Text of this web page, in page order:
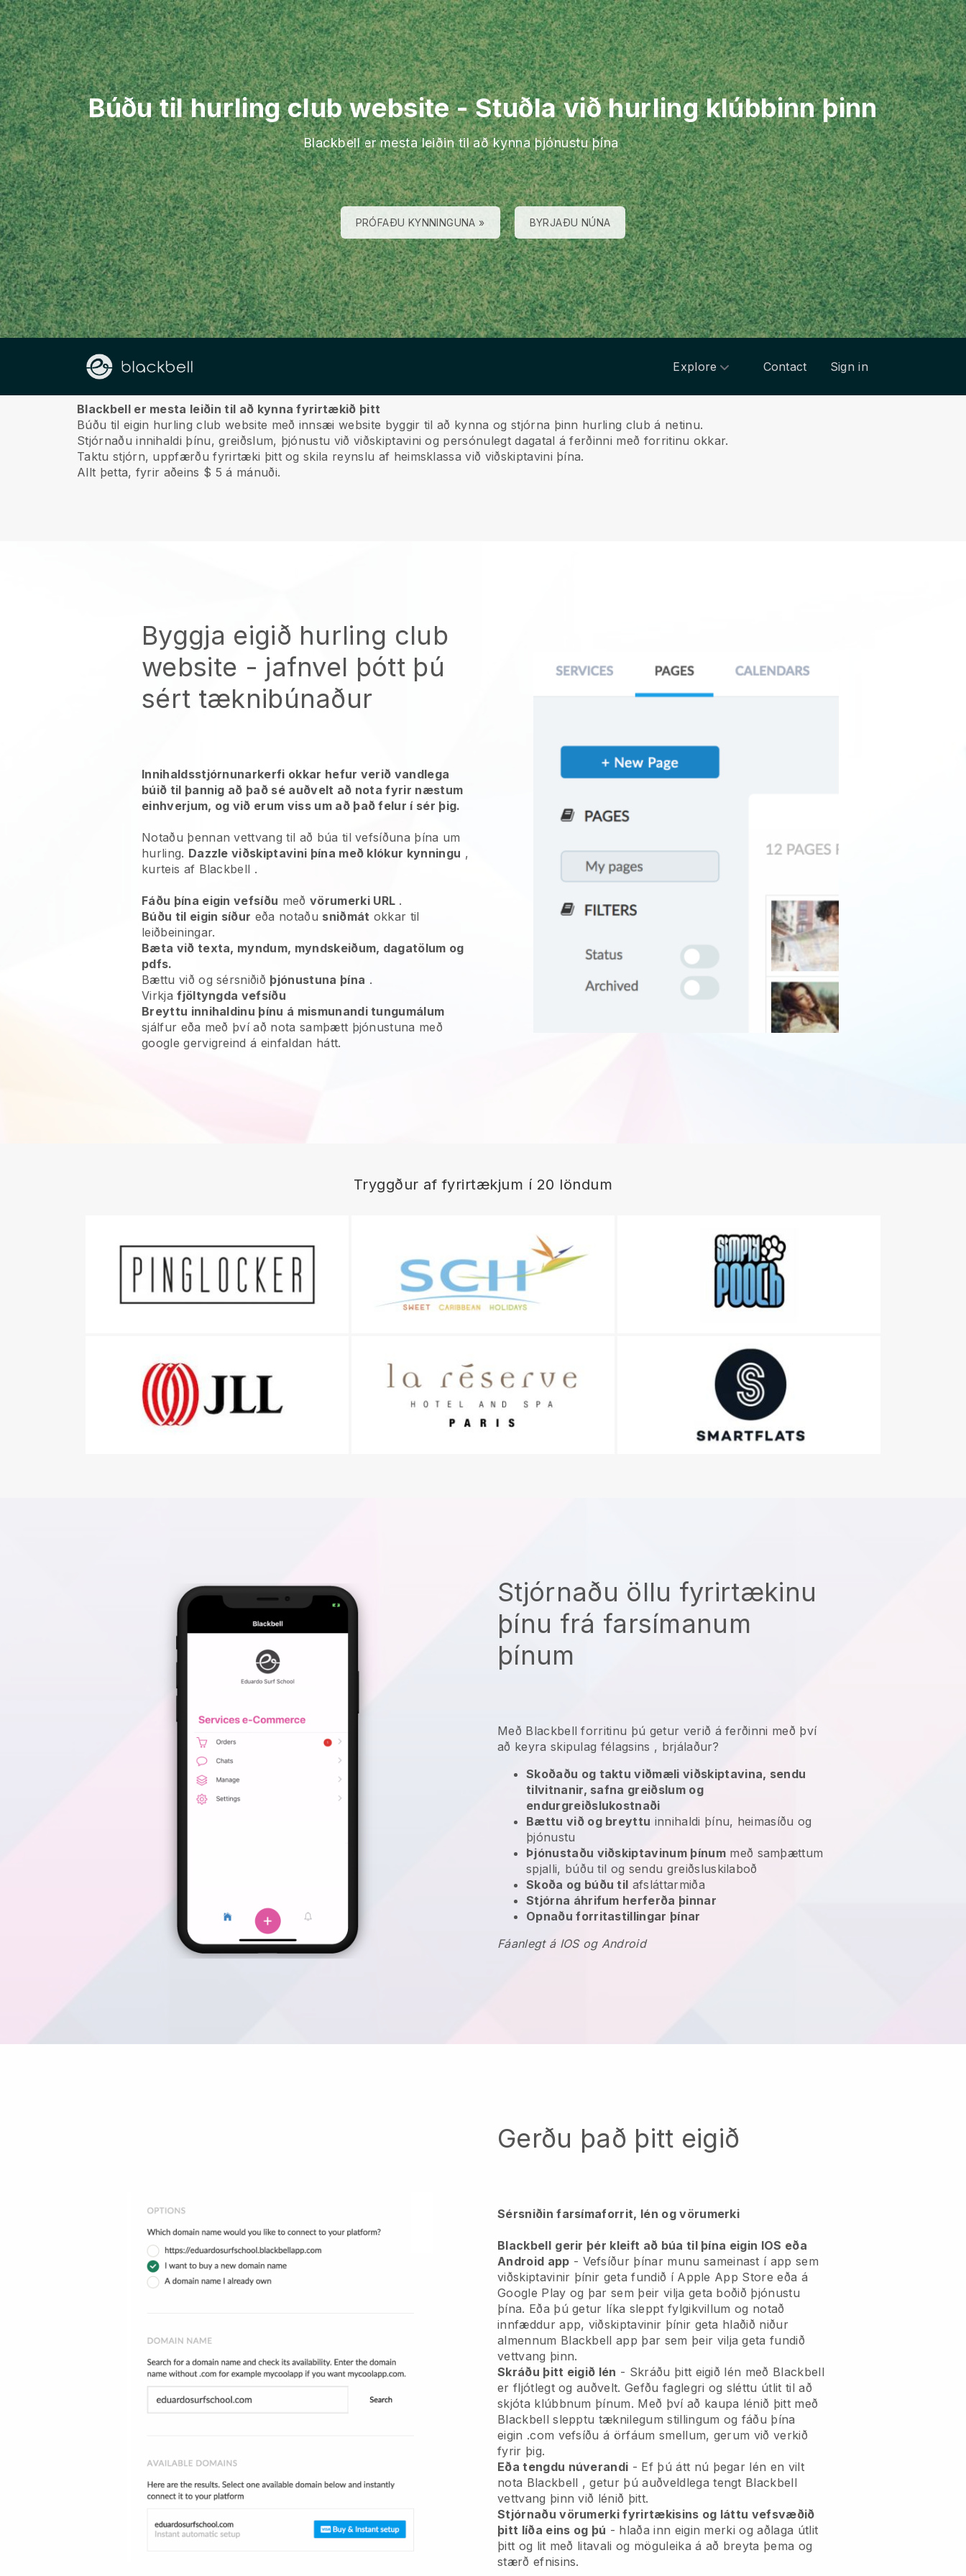
Búðu til hurling club website-Stuðla við hurling klúbbinn þinn
Blackbell er mesta leiðin til að kynna þjónustu þína
PRÓFAÐU KYNNINGUNA » BYRJAÐU NÚNA
Explore Contact Sign in
Um okkur
Blackbell er mesta leiðin til að kynna fyrirtækið þitt
Búðu til eigin hurling club website með innsæi website byggir til að kynna og stjórna þinn hurling club á netinu.
Stjórnaðu innihaldi þínu, greiðslum, þjónustu við viðskiptavini og persónulegt dagatal á ferðinni með forritinu okkar.
Taktu stjórn, uppfærðu fyrirtæki þitt og skila reynslu af heimsklassa við viðskiptavini þína.
Allt þetta, fyrir aðeins $ 5 á mánuði.
Byggja eigið hurling club
website - jafnvel þótt þú
sért tæknibúnaður
Innihaldsstjórnunarkerfi okkar hefur verið vandlega
búið til þannig að það sé auðvelt að nota fyrir næstum
einhverjum, og við erum viss um að það felur í sér þig.
Notaðu þennan vettvang til að búa til vefsíðuna þína um
hurling. Dazzle viðskiptavini þína með klókur kynningu ,
kurteis af Blackbell .
Fáðu þína eigin vefsíðu með vörumerki URL .
Búðu til eigin síður eða notaðu sniðmát okkar til
leiðbeiningar.
Bæta við texta, myndum, myndskeiðum, dagatölum og
pdfs.
Bættu við og sérsniðið þjónustuna þína .
Virkjafjöltyngda vefsíðu
Breyttu innihaldinu þínu á mismunandi tungumálum
sjálfur eða með því að nota samþætt þjónustuna með
google gervigreind á einfaldan hátt.
Tryggður af fyrirtækjum í 20 löndum
Stjórnaðu öllu fyrirtækinu
þínu frá farsímanum
þínum
Með Blackbell forritinu þú getur verið á ferðinni með því
að keyra skipulag félagsins , brjálaður?
Skoðaðu og taktu viðmæli viðskiptavina, sendu
tilvitnanir, safna greiðslum og
endurgreiðslukostnaði
Bættu við og breyttu innihaldi þínu, heimasíðu og
þjónustu
Þjónustaðu viðskiptavinum þínummeð samþættum
spjalli, búðu til og sendu greiðsluskilaboð
Skoða og búðu til afsláttarmiða
Stjórna áhrifum herferða þinnar
Opnaðu forritastillingar þínar
Fáanlegt á IOS og Android
Gerðu það þitt eigið
Sérsniðin farsímaforrit, lén og vörumerki
Blackbell gerir þér kleift að búa til þína eigin IOS eða
Android app - Vefsíður þínar munu sameinast í app sem
viðskiptavinir þínir geta fundið í Apple App Store eða á
Google Play og þar sem þeir vilja geta boðið þjónustu
þína. Eða þú getur líka sleppt fylgikvillum og notað
innfæddur app, viðskiptavinir þínir geta hlaðið niður
almennum Blackbell app þar sem þeir vilja geta fundið
vettvang þinn.
Skráðu þitt eigið lén - Skráðu þitt eigið lén með Blackbell
er fljótlegt og auðvelt.Gefðu faglegri og sléttu útlit til að
skjóta klúbbnum þínum. Með því að kaupa lénið þitt með
Blackbell slepptu tæknilegum stillingum og fáðu þína
eigin .com vefsíðu á örfáum smellum, gerum við verkið
fyrir þig.
Eða tengdu núverandi - Ef þú átt nú þegar lén en vilt
nota Blackbell , getur þú auðveldlega tengt Blackbell
vettvang þinn við lénið þitt.
Stjórnaðu vörumerki fyrirtækisins og láttu vefsvæðið
þitt líða eins og þú - hlaða inn eigin merki og aðlaga útlit
þitt og lit með litavali og möguleika á að breyta þema og
stærð efnisins.